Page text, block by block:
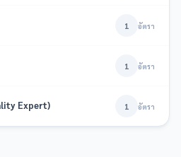
1 อัตรา
1 อัตรา
Expert) 1 อัตรา